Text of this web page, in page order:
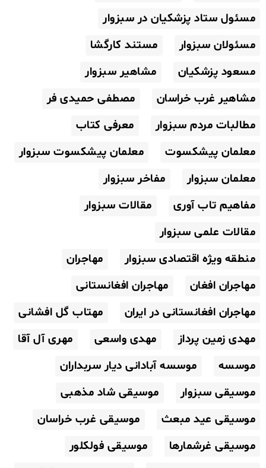
مسئول ستاد پزشکیان در سبزوار
مسئولان سبزوار
مستند کارگشا
مسعود پزشکیان
مشاهیر سبزوار
مشاهیر غرب خراسان
مصطفی حمیدی فر
مطالبات مردم سبزوار
معرفی کتاب
معلمان پیشکسوت
معلمان پیشکسوت سبزوار
معلمان سبزوار
مفاخر سبزوار
مفاهیم تاب آوری
مقالات سبزوار
مقالات علمی سبزوار
منطقه ویژه اقتصادی سبزوار
مهاجران
مهاجران افغان
مهاجران افغانستانی
مهاجران افغانستانی در ایران
مهتاب گل افشانی
مهدی زمین پرداز
مهدی واسعی
مهری آل آقا
موسسه
موسسه آبادانی دیار سربداران
موسیقی سبزوار
موسیقی شاد مذهبی
موسیقی عید مبعث
موسیقی غرب خراسان
موسیقی غرشمارها
موسیقی فولکلور